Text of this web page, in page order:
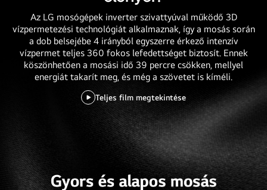
Az LG mosógépek inverter szivattyúval működő 3D
vízpermetezési technológiát alkalmaznak, így a mosás során
a dob belsejébe 4 irányból egyszerre érkező intenzív
vízpermet teljes 360 fokos lefedettséget biztosít. Ennek
köszönhetően a mosási idő 39 percre csökken, mellyel
energiát takarít meg, és még a szövetet is kíméli.
Teljes film megtekintése